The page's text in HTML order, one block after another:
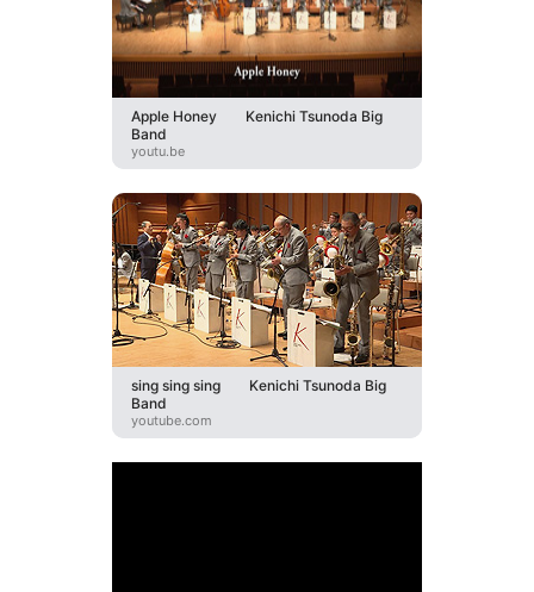
Apple Honey Kenichi Tsunoda Big
Band
youtu.be
sing sing sing Kenichi Tsunoda Big
Band
youtube.com